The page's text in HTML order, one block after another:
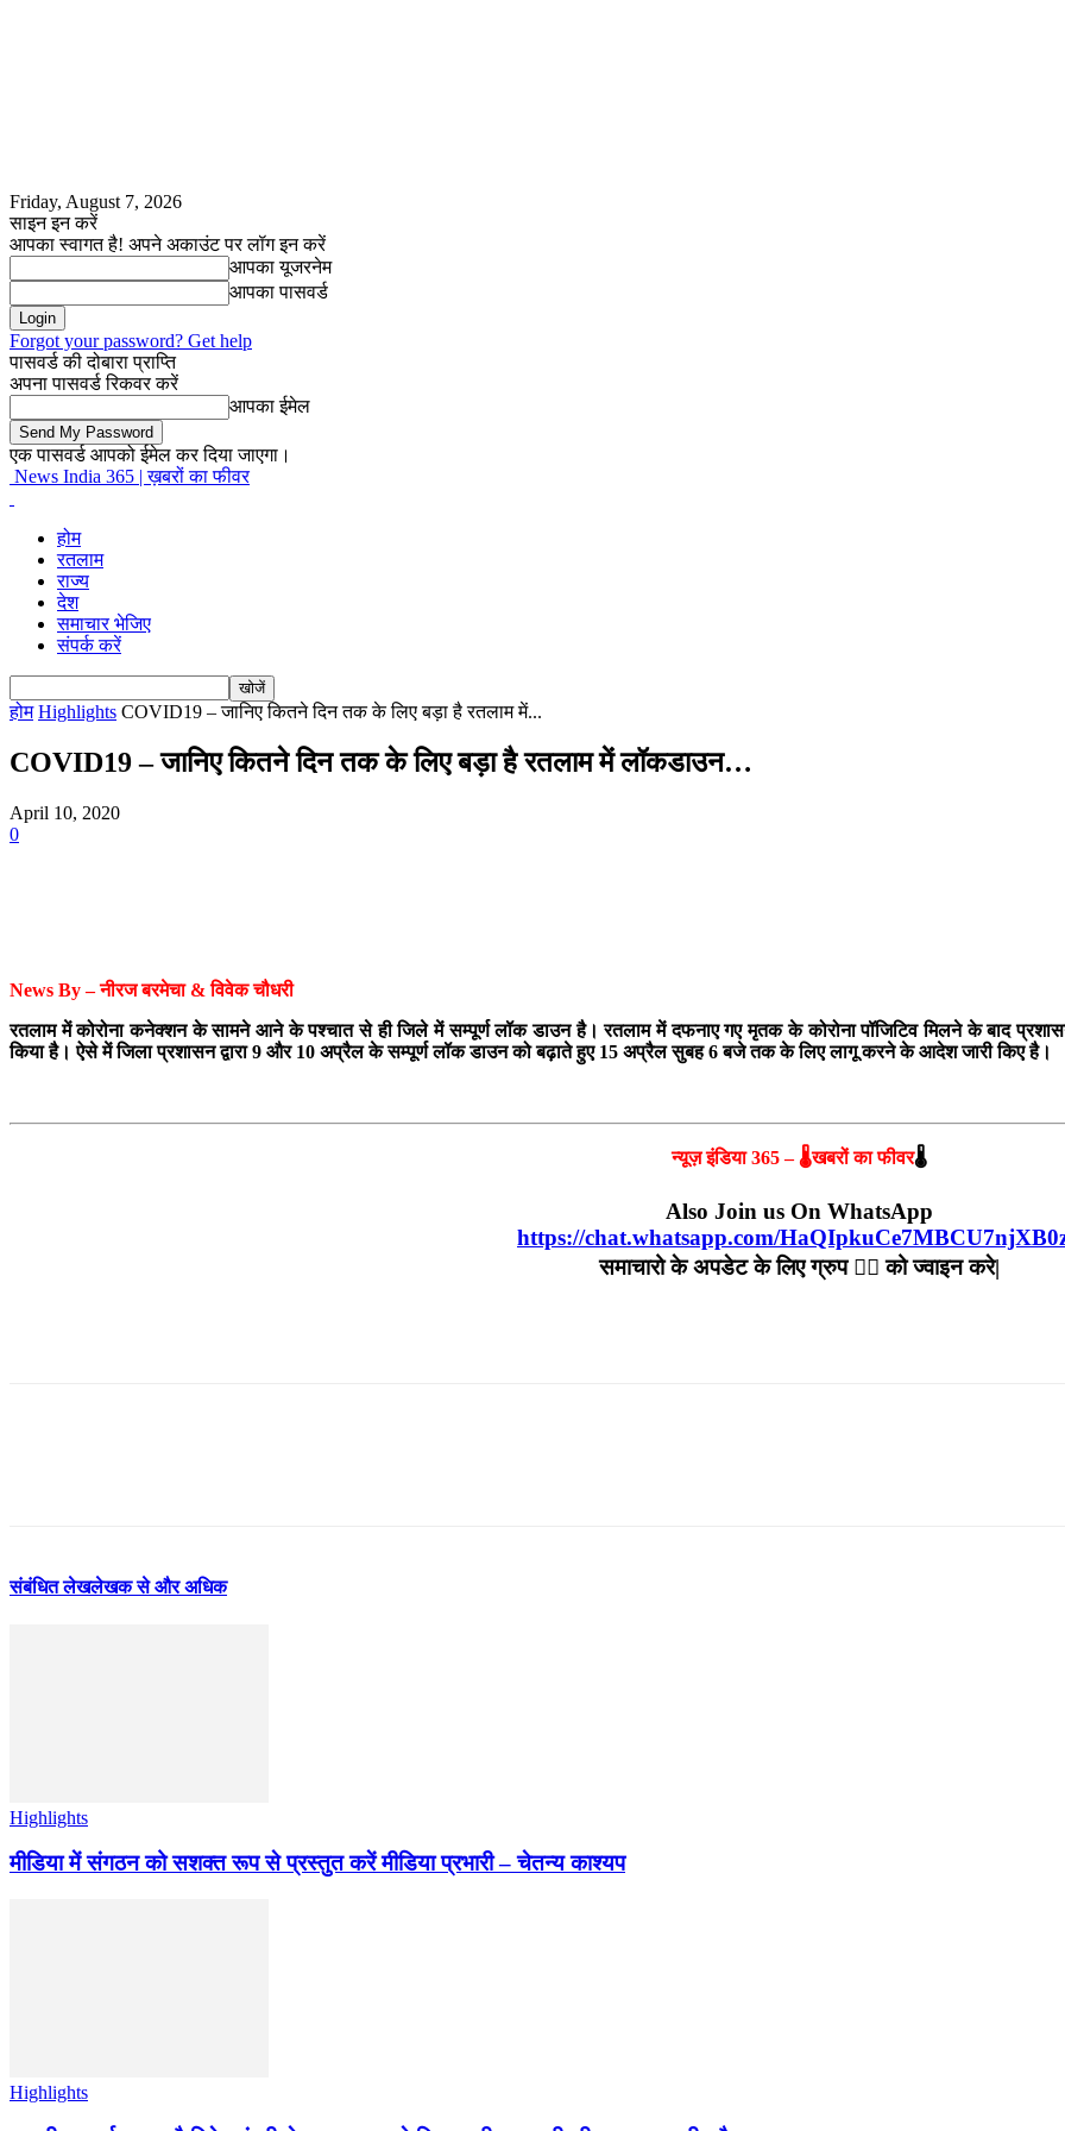
Friday, August 7, 2026
साइन इन करें
आपका स्वागत है! अपने अकाउंट पर लॉग इन करें
आपका यूजरनेम
आपका पासवर्ड
Forgot your password? Get help
पासवर्ड की दोबारा प्राप्ति
अपना पासवर्ड रिकवर करें
आपका ईमेल
एक पासवर्ड आपको ईमेल कर दिया जाएगा।
News India 365 | ख़बरों का फीवर
होम
रतलाम
राज्य
देश
समाचार भेजिए
संपर्क करें
होम Highlights COVID19 – जानिए कितने दिन तक के लिए बड़ा है रतलाम में...
COVID19 – जानिए कितने दिन तक के लिए बड़ा है रतलाम में लॉकडाउन…
April 10, 2020
0
News By – नीरज बरमेचा & विवेक चौधरी
रतलाम में कोरोना कनेक्शन के सामने आने के पश्चात से ही जिले में सम्पूर्ण लॉक डाउन है। रतलाम में दफनाए गए मृतक के कोरोना पॉजिटिव मिलने के बाद
किया है। ऐसे में जिला प्रशासन द्वारा 9 और 10 अप्रैल के सम्पूर्ण लॉक डाउन को बढ़ाते हुए 15 अप्रैल सुबह 6 बजे तक के लिए लागू करने के आदेश जारी किए है।
न्यूज़ इंडिया 365 – 🌡खबरों का फीवर🌡
Also Join us On WhatsApp
https://chat.whatsapp.com/
समाचारो के अपडेट के लिए ग्रुप ☝🏻 को ज्वाइन करे|
संबंधित लेखलेखक से और अधिक
Highlights
मीडिया में संगठन को सशक्त रूप से प्रस्तुत करें मीडिया प्रभारी – चेतन्य काश्यप
Highlights